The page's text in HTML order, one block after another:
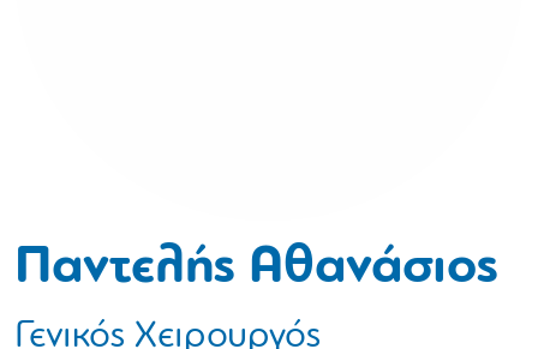
Παντελής Αθανάσιος
Γενικός Χειρουργός